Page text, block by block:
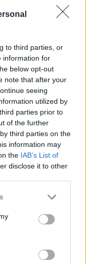
to third parties, or
information for
below opt-out
note that after your
seeing
utilized by
parties prior to
of the further
third parties on the
information may
the IAB’s List of
disclose it to other
or more Google
You may click to
party tags to
in below Google